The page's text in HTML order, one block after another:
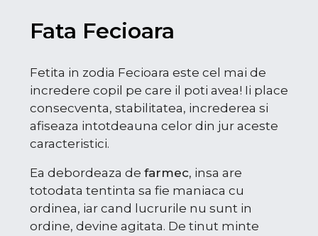
Fata Fecioara
Fetita in zodia Fecioara este cel mai de
incredere copil pe care il poti avea! Ii place
consecventa, stabilitatea, increderea si
afiseaza intotdeauna celor din jur aceste
caracteristici.
Ea debordeaza de farmec, insa are
totodata tentinta sa fie maniaca cu
ordinea, iar cand lucrurile nu sunt in
ordine, devine agitata. De tinut minte